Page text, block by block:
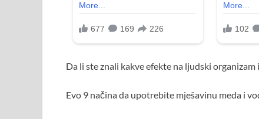
Da li ste znali kakve efekte na ljudski
Evo 9 načina da upotrebite mješavinu meda i